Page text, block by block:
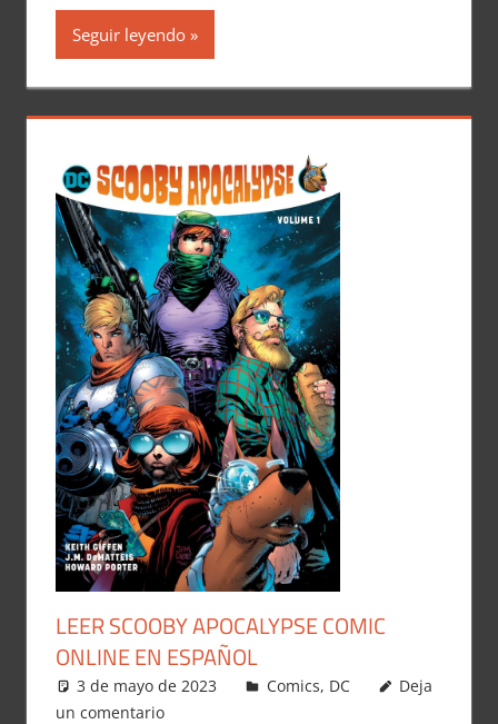
Seguir leyendo
LEER SCOOBY APOCALYPSE COMIC
ONLINE EN ESPAÑOL
3 de mayo de 2023 Carlitox Banana
Comics, DC
Deja
un comentario